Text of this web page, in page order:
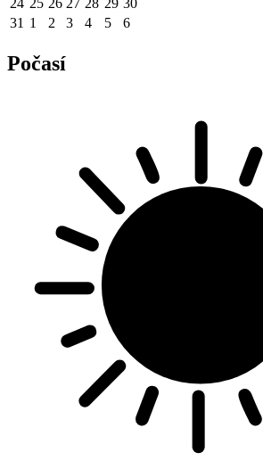
24 25 26 27 28 29 30
31 1 2 3 4 5 6
Počasí